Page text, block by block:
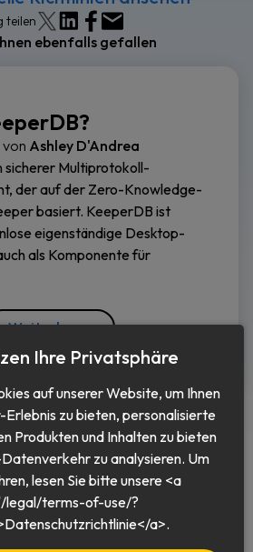
teilen
ebenfalls gefallen
Ashley D'Andrea
sicherer Multiprotokoll-
der auf der Zero-Knowledge-
basiert. KeeperDB ist
eigenständige Desktop-
als Komponente für
Weiterlesen
Deutsch
Ihre Privatsphäre
auf unserer Website, um Ihnen
zu bieten, personalisierte
Produkten und Inhalten zu bieten
zu analysieren. Um
lesen Sie bitte unsere <a
legal/terms-of-use/?
a>.